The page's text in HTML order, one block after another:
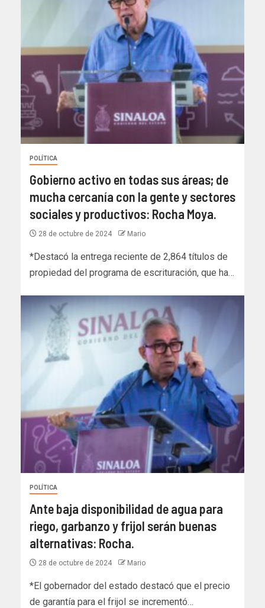
POLÍTICA
Gobierno activo en todas sus áreas; de
mucha cercanía con la gente y sectores
sociales y productivos: Rocha Moya.
28 de octubre de 2024 Mario
*Destacó la entrega reciente de 2,864 títulos de
propiedad del programa de escrituración, que ha…
POLÍTICA
Ante baja disponibilidad de agua para
riego, garbanzo y frijol serán buenas
alternativas: Rocha.
28 de octubre de 2024 Mario
*El gobernador del estado destacó que el precio
de garantía para el frijol se incrementó…